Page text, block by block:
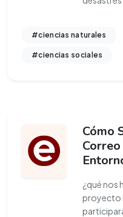
#ciencias naturales
#ciencias sociales
Cómo
¿qué nos
proyecto